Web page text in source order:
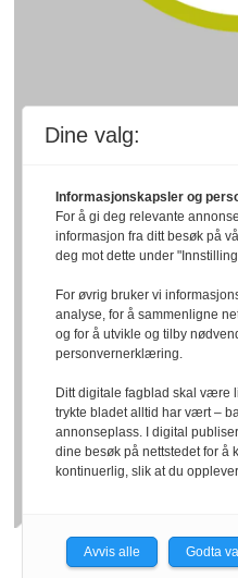
Dine valg:
Informasjonskapsler og
For å gi deg relevante
informasjon fra ditt besøk på
deg mot dette under
For øvrig bruker vi
analyse, for å sammenligne
og for å utvikle og tilby
personvernerklæring.
Ditt digitale fagblad skal være
trykte bladet alltid har vært –
annonseplass. I digital
dine besøk på nettstedet for å
kontinuerlig, slik at du
Avvis alle Godta